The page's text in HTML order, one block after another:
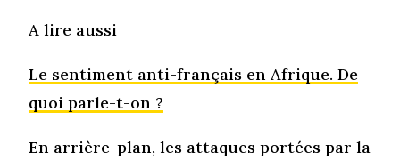
A lire aussi
Le sentiment anti-français en Afrique. De
quoi parle-t-on ?
En arrière-plan, les attaques portées par la